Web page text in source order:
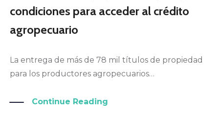
condiciones para acceder al crédito
agropecuario
La entrega de más de 78 mil títulos de propiedad
para los productores agropecuarios…
Continue Reading